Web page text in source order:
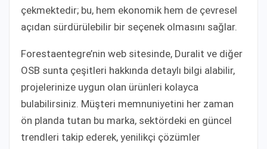
çekmektedir; bu, hem ekonomik hem de çevresel
açıdan sürdürülebilir bir seçenek olmasını sağlar.
Forestaentegre’nin web sitesinde, Duralit ve diğer
OSB sunta çeşitleri hakkında detaylı bilgi alabilir,
projelerinize uygun olan ürünleri kolayca
bulabilirsiniz. Müşteri memnuniyetini her zaman
ön planda tutan bu marka, sektördeki en güncel
trendleri takip ederek, yenilikçi çözümler